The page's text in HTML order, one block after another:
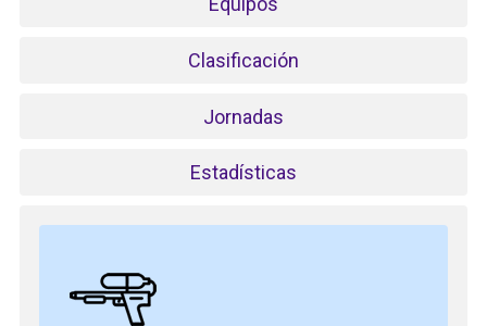
Clasificación
Jornadas
Estadísticas